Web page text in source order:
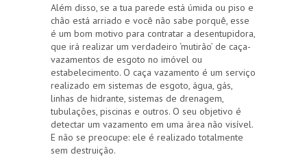
Além disso, se a tua parede está úmida ou piso e
chão está arriado e você não sabe porquê, esse
é um bom motivo para contratar a desentupidora,
que irá realizar um verdadeiro ‘mutirão’ de caça-
vazamentos de esgoto no imóvel ou
estabelecimento. O caça vazamento é um serviço
realizado em sistemas de esgoto, água, gás,
linhas de hidrante, sistemas de drenagem,
tubulações, piscinas e outros. O seu objetivo é
detectar um vazamento em uma área não visível.
E não se preocupe: ele é realizado totalmente
sem destruição.